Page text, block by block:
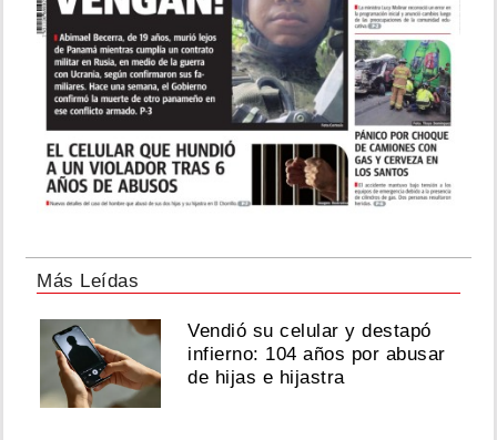
Más Leídas
Vendió su celular y destapó
infierno: 104 años por abusar
de hijas e hijastra